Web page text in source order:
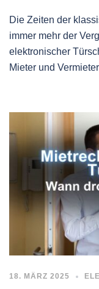
Die Zeiten der
immer mehr der
elektronischer
Mieter und
18. MÄRZ 2025